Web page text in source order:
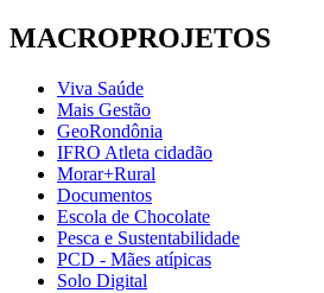
MACROPROJETOS
Viva Saúde
Mais Gestão
GeoRondônia
IFRO Atleta cidadão
Morar+Rural
Documentos
Escola de Chocolate
Pesca e Sustentabilidade
PCD - Mães atípicas
Solo Digital